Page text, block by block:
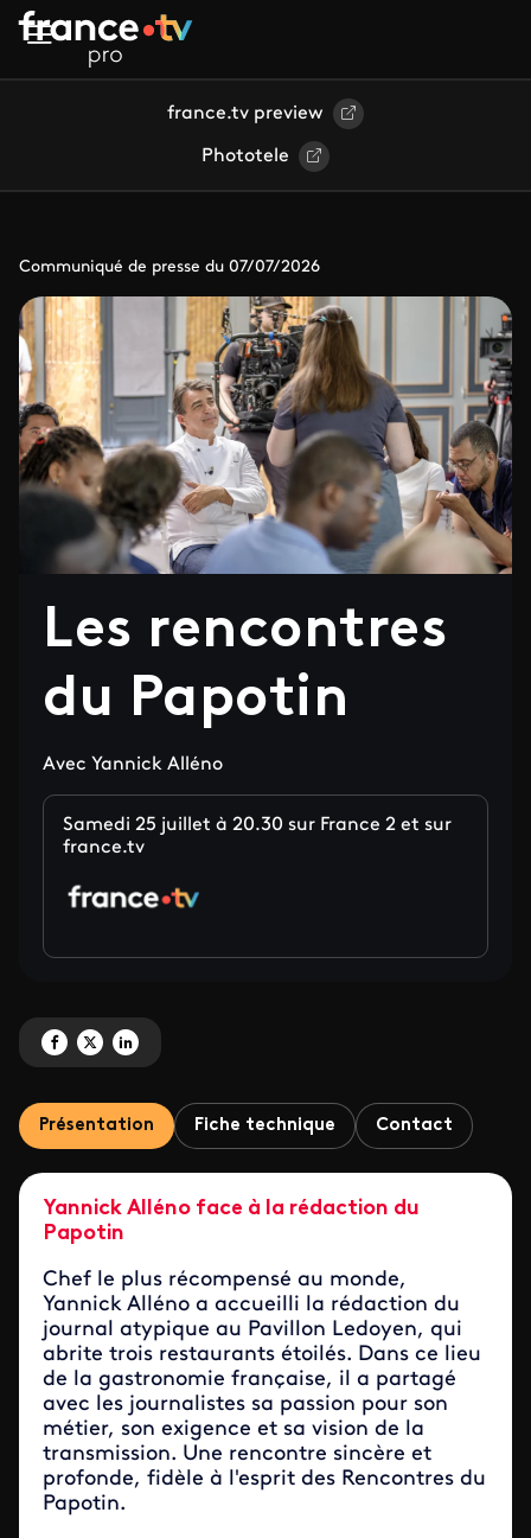
Aller au contenu principal
france.tv preview
Phototele
Communiqué de presse du 07/07/2026
Les rencontres
du Papotin
Avec Yannick Alléno
Samedi 25 juillet à 20.30 sur France 2 et sur
france.tv
Partagez 'Les rencontres du Papotin' sur Facebook
Partagez 'Les rencontres du Papotin' sur X
Partagez 'Les rencontres du Papotin' sur LinkedIn
Présentation Fiche technique Contact
Yannick Alléno face à la rédaction du
Papotin
Chef le plus récompensé au monde,
Yannick Alléno a accueilli la rédaction du
journal atypique au Pavillon Ledoyen, qui
abrite trois restaurants étoilés. Dans ce lieu
de la gastronomie française, il a partagé
avec les journalistes sa passion pour son
métier, son exigence et sa vision de la
transmission. Une rencontre sincère et
profonde, fidèle à l'esprit des Rencontres du
Papotin.